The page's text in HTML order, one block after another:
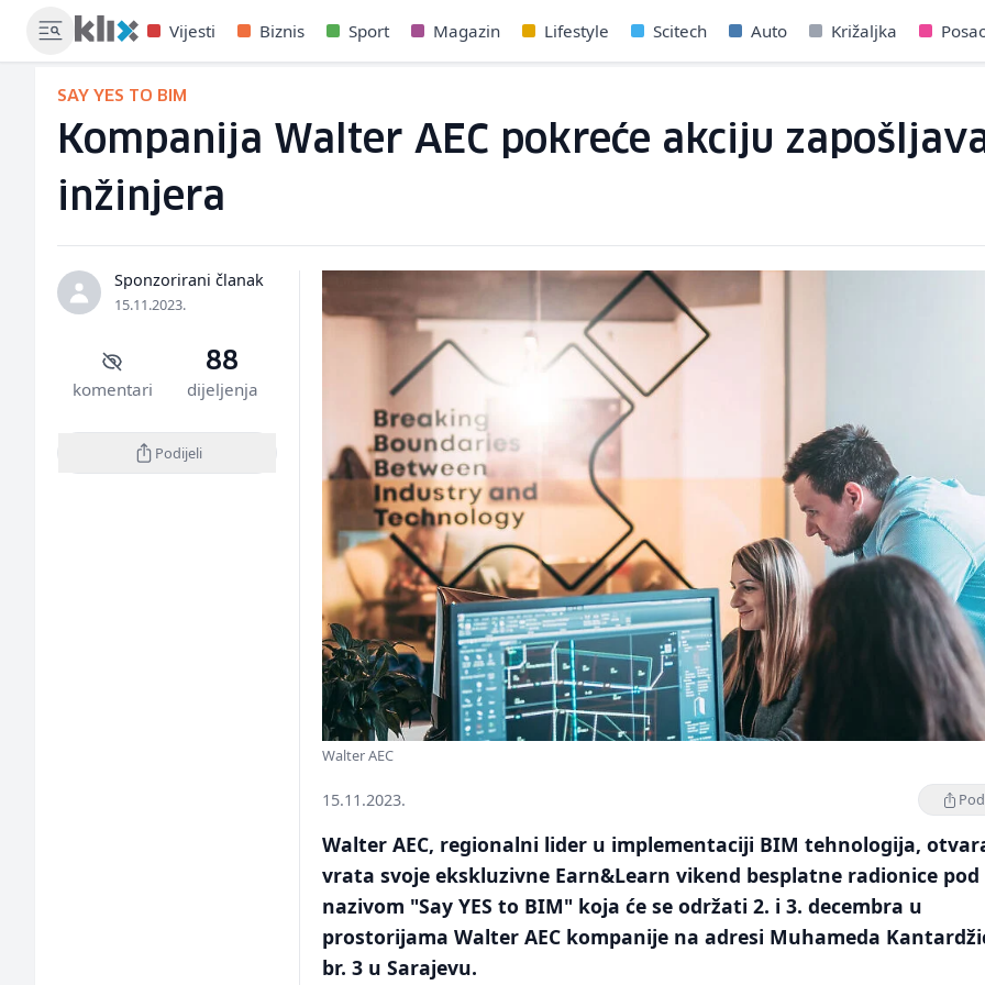
Vijesti Biznis Sport Magazin Lifestyle Scitech Auto Križaljka
SAY YES TO BIM
Kompanija Walter AEC pokreće akciju
inžinjera
Sponzorirani članak
15.11.2023.
komentari
88
dijeljenja
Podijeli
Walter AEC
15.11.2023.
Walter AEC, regionalni lider u implementaciji BIM tehnologija,
vrata svoje ekskluzivne Earn&Learn vikend besplatne radionice pod
nazivom "Say YES to BIM" koja će se održati 2. i 3. decembra u
prostorijama Walter AEC kompanije na adresi Muhameda
br. 3 u Sarajevu.